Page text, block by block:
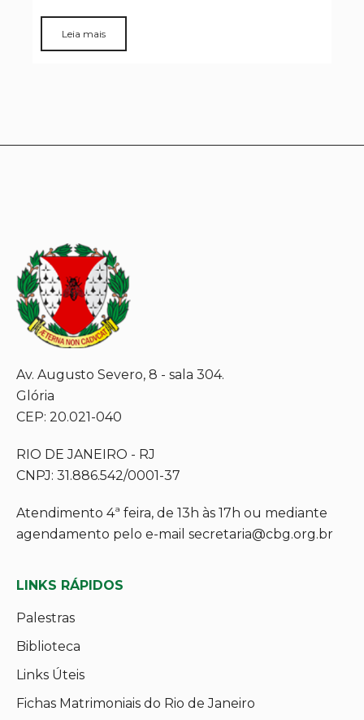
Leia mais
Av. Augusto Severo, 8 - sala 304.
Glória
CEP: 20.021-040
RIO DE JANEIRO - RJ
CNPJ: 31.886.542/0001-37
Atendimento 4ª feira, de 13h às 17h ou mediante
agendamento pelo e-mail secretaria@cbg.org.br
LINKS RÁPIDOS
Palestras
Biblioteca
Links Úteis
Fichas Matrimoniais do Rio de Janeiro